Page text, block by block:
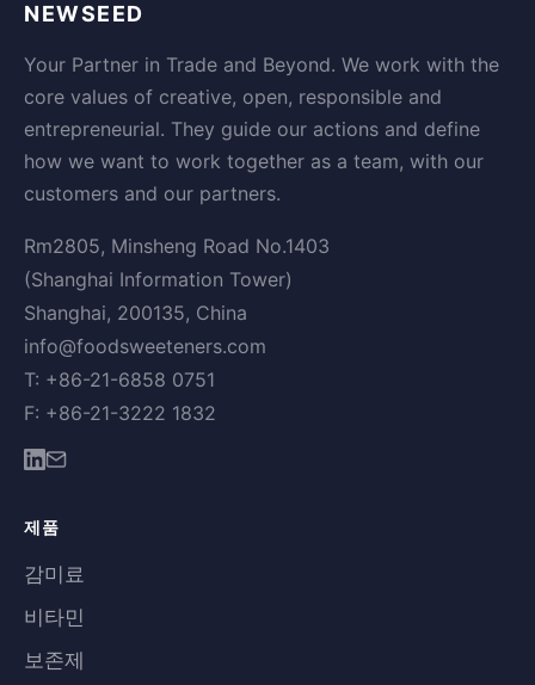
NEWSEED
Your Partner in Trade and Beyond. We work with the
core values of creative, open, responsible and
entrepreneurial. They guide our actions and define
how we want to work together as a team, with our
customers and our partners.
Rm2805, Minsheng Road No.1403
(Shanghai Information Tower)
Shanghai, 200135, China
info@foodsweeteners.com
T: +86-21-6858 0751
F: +86-21-3222 1832
제품
감미료
비타민
보존제